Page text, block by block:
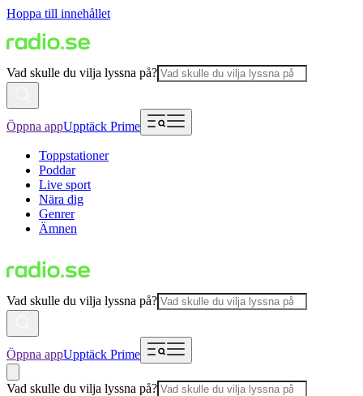
Hoppa till innehållet
Vad skulle du vilja lyssna på?
Öppna appUpptäck Prime
Toppstationer
Poddar
Live sport
Nära dig
Genrer
Ämnen
Vad skulle du vilja lyssna på?
Öppna appUpptäck Prime
Vad skulle du vilja lyssna på?